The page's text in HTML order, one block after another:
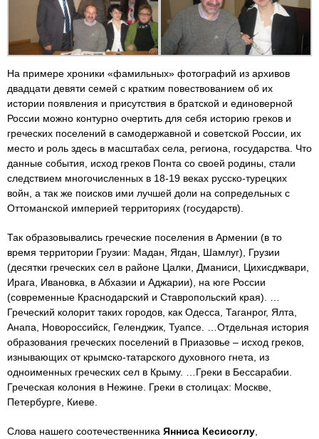
На примере хроники «фамильных» фотографий из архивов
двадцати девяти семей с кратким повествованием об их
истории появления и присутствия в братской и единоверной
России можно контурно очертить для себя историю греков и
греческих поселений в самодержавной и советской России, их
место и роль здесь в масштабах села, региона, государства. Что
данные события, исход греков Понта со своей родины, стали
следствием многочисленных в 18-19 веках русско-турецких
войн, а так же поисков ими лучшей доли на сопредельных с
Оттоманской империей территориях (государств).
Так образовывались греческие поселения в Армении (в то
время территории Грузии: Мадан, Ягдан, Шамлуг), Грузии
(десятки греческих сел в районе Цалки, Дманиси, Цихисджвари,
Ирага, Ивановка, в Абхазии и Аджарии), на юге России
(современные Краснодарский и Ставропольский края). …
Греческий колорит таких городов, как Одесса, Таганрог, Ялта,
Анапа, Новороссийск, Геленджик, Туапсе. …Отдельная история
образования греческих поселений в Приазовье – исход греков,
изнывающих от крымско-татарского духовного гнета, из
одноименных греческих сел в Крыму. …Греки в Бессарабии.
Греческая колония в Нежине. Греки в столицах: Москве,
Петербурге, Киеве.
Слова нашего соотечественника Янниса Кесисоглу